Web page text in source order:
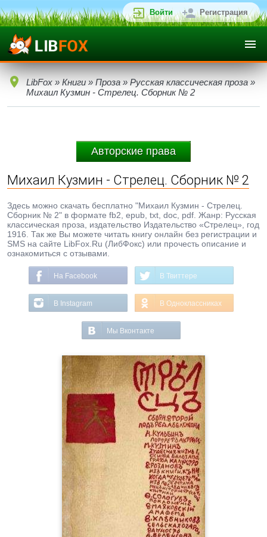
Войти Регистрация
LibFox » Книги » Проза » Русская классическая проза »
Михаил Кузмин - Стрелец. Сборник № 2
Авторские права
Михаил Кузмин - Стрелец. Сборник № 2
Здесь можно скачать бесплатно "Михаил Кузмин - Стрелец.
Сборник № 2" в формате fb2, epub, txt, doc, pdf. Жанр: Русская
классическая проза, издательство Издательство «Стрелец», год
1916. Так же Вы можете читать книгу онлайн без регистрации и
SMS на сайте LibFox.Ru (ЛибФокс) или прочесть описание и
ознакомиться с отзывами.
На Facebook В Твиттере
В Instagram В Одноклассниках
Мы Вконтакте